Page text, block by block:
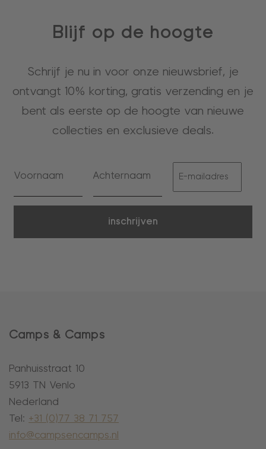
Blijf op de hoogte
Schrijf je nu in voor onze nieuwsbrief, je
ontvangt 10% korting, gratis verzending en je
bent als eerste op de hoogte van nieuwe
collecties en exclusieve deals.
inschrijven
Camps & Camps
Panhuisstraat 10
5913 TN Venlo
Nederland
Tel: +31 (0)77 38 71 757
info@campsencamps.nl